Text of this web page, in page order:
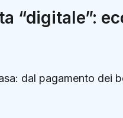
“digitale”:
dal pagamento dei